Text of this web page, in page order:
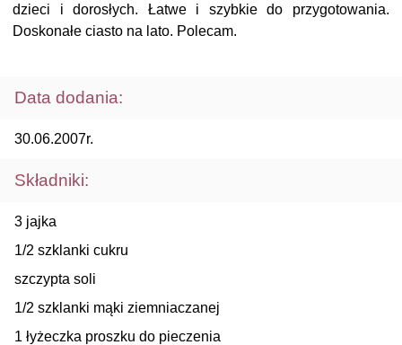
dzieci i dorosłych. Łatwe i szybkie do przygotowania.
Doskonałe ciasto na lato. Polecam.
Data dodania:
30.06.2007r.
Składniki:
3 jajka
1/2 szklanki cukru
szczypta soli
1/2 szklanki mąki ziemniaczanej
1 łyżeczka proszku do pieczenia